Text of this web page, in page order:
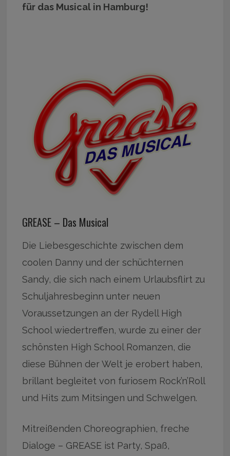
für das Musical in Hamburg!
GREASE – Das Musical
Die Liebesgeschichte zwischen dem
coolen Danny und der schüchternen
Sandy, die sich nach einem Urlaubsflirt zu
Schuljahresbeginn unter neuen
Voraussetzungen an der Rydell High
School wiedertreffen, wurde zu einer der
schönsten High School­ Romanzen, die
diese Bühnen der Welt je erobert haben,
brillant begleitet von furiosem Rock’n’Roll
und Hits zum Mitsingen und Schwelgen.
Mitreißenden Choreographien, freche
Dialoge – GREASE ist Party, Spaß,